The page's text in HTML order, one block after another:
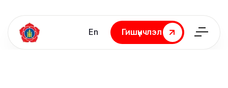
En
Гишүүнчлэл
Гишүүнчлэл